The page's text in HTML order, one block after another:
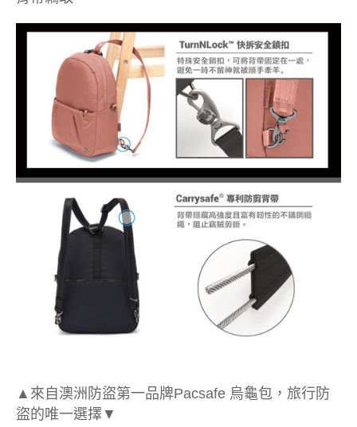
▲來自澳洲防盜第一品牌Pacsafe 烏龜包，旅行防
盜的唯一選擇▼